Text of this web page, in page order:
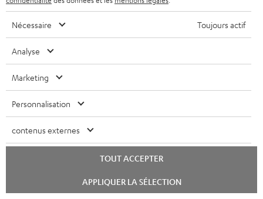
é
c
a
r
g
e
a
e
I
n
f
o
r
m
a
t
Informations relatives à l’expédition
I
n
f
o
Garantie légale
D
Votre conseil d'achat personnalisé
(00)800 200 300 40
Lundi-vendredi de 09:00 à 17:00 ; fermé le samedi,
chat
Nécessaire Toujours actif
Analyse
Marketing
Personnalisation
contenus externes
TOUT ACCEPTER
APPLIQUER LA SÉLECTION